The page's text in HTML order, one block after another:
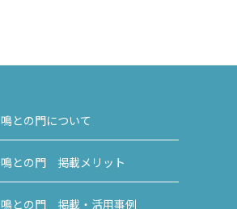
鳴との門について
鳴との門 掲載メリット
鳴との門 掲載・活用事例